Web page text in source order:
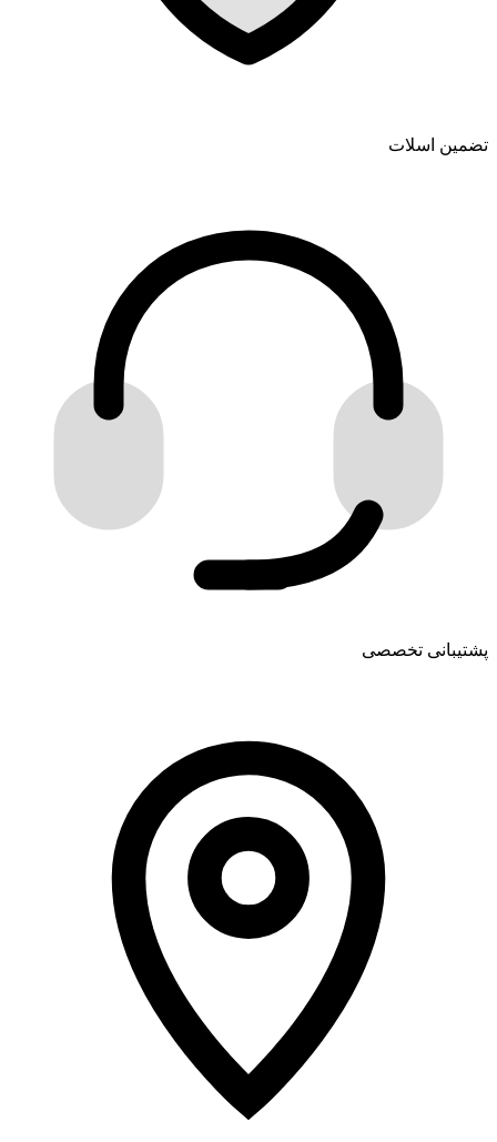
تضمین اسلات
پشتیبانی تخصصی